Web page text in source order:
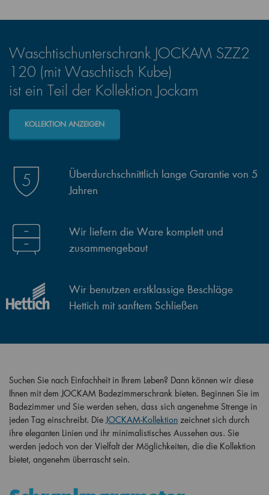
Waschtischunterschrank JOCKAM SZZ2
120 (mit Waschtisch Kube)
ist ein Teil der Kollektion Jockam
KOLLEKTION ANZEIGEN
Überdurchschnittlich lange Garantie von 5
Jahren
Wir liefern die Ware komplett und
zusammengebaut
Wir benutzen erstklassige Beschläge
Hettich mit sanftem Schließen
Suchen Sie nach Einfachheit in Ihrem Leben? Dann können wir diese
Ihnen mit dem JOCKAM Badezimmerschrank bieten. Beginnen Sie im
Badezimmer und Sie werden sehen, dass sich angenehme Strenge in
jeden Tag einschreibt. Die JOCKAM-Kollektion zeichnet sich durch
ihre eleganten Linien und ihr minimalistisches Aussehen aus. Sie
werden jedoch von der Vielfalt der Möglichkeiten, die die Kollektion
bietet, angenehm überrascht sein.